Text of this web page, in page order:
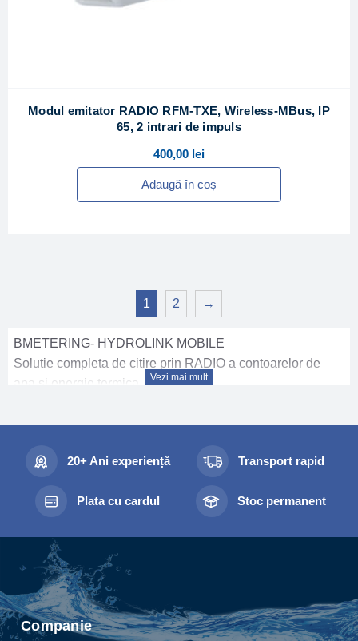
Modul emitator RADIO RFM-TXE, Wireless-MBus, IP
65, 2 intrari de impuls
400,00 lei
Adaugă în coș
1 2 →
BMETERING- HYDROLINK MOBILE
Solutie completa de citire prin RADIO a contoarelor de
apa si energie termica
METERS tip GSD8-RFM DN 15 R100-H ( clasa B+) și
RADIO COMPACTE pentru transmitere de date prin
AVANTAJE:
Permite programarea modulelor RADIO , sincronizarea
indexului, debitul maxim, intervalul de citire, interval de
urmarire pierderi apa, înregistrare consum apa în sens
invers, anulare alarme ;
Permite citirea simultana a contoarelor de apa din
apartamente;
Vezi mai mult
20+ Ani experiență Transport rapid
Plata cu cardul Stoc permanent
Companie